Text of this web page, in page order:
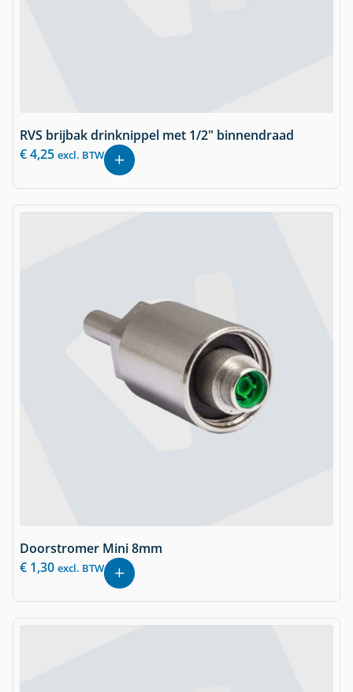
RVS brijbak drinknippel met 1/2" binnendraad
€4,25 excl. BTW
Doorstromer Mini 8mm
€ 1,30 excl. BTW